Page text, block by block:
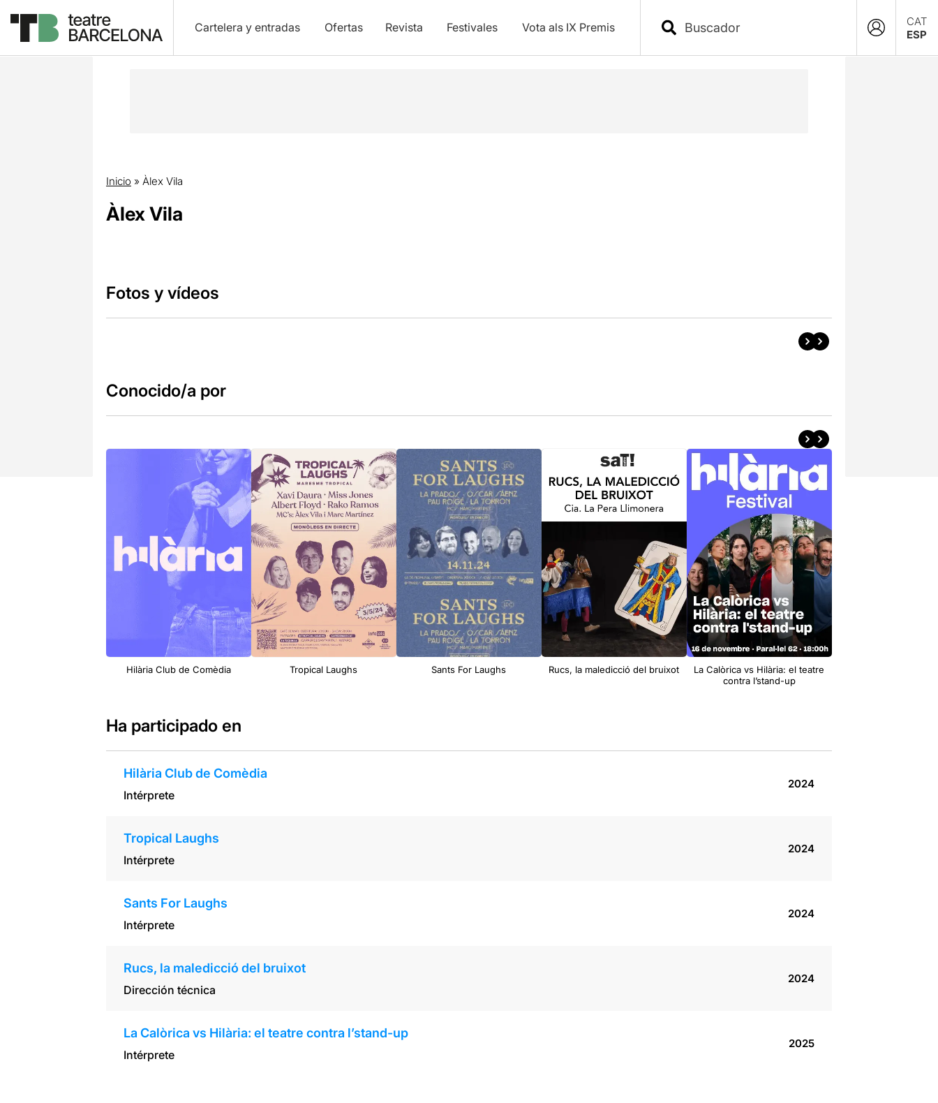
Cartelera y entradas Ofertas Revista Festivales Vota als IX Premis
CAT
ESP
Inicio » Àlex Vila
Àlex Vila
Fotos y vídeos
Conocido/a por
Hilària Club de Comèdia Tropical Laughs Sants For Laughs Rucs, la maledicció del bruixot
La Calòrica vs Hilària: el teatre
contra l’stand-up
Ha participado en
Hilària Club de Comèdia
Intérprete
2024
Tropical Laughs
Intérprete
2024
Sants For Laughs
Intérprete
2024
Rucs, la maledicció del bruixot
Dirección técnica
2024
La Calòrica vs Hilària: el teatre contra l’stand-up
Intérprete
2025